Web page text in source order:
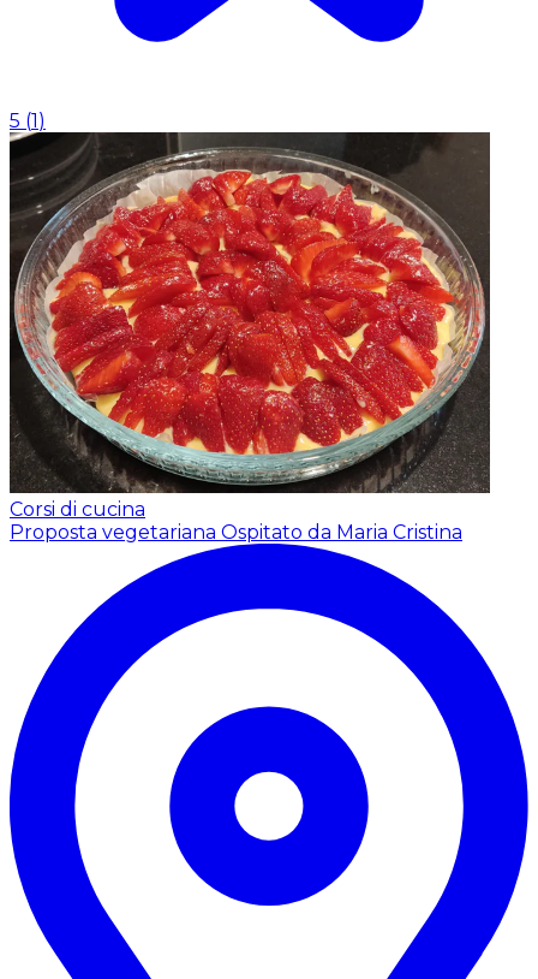
5 (1)
Corsi di cucina
Proposta vegetariana Ospitato da Maria Cristina